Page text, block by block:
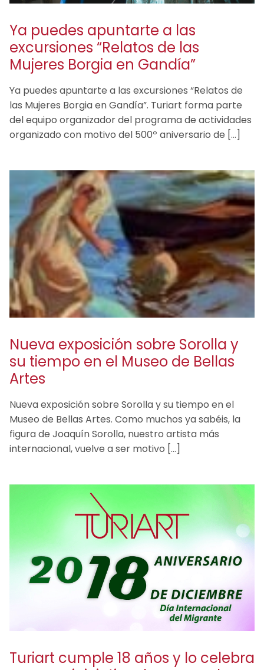
Ya puedes apuntarte a las
excursiones “Relatos de las
Mujeres Borgia en Gandía”
Ya puedes apuntarte a las excursiones “Relatos de
las Mujeres Borgia en Gandía”. Turiart forma parte
del equipo organizador del programa de actividades
organizado con motivo del 500º aniversario de […]
Nueva exposición sobre Sorolla y
su tiempo en el Museo de Bellas
Artes
Nueva exposición sobre Sorolla y su tiempo en el
Museo de Bellas Artes. Como muchos ya sabéis, la
figura de Joaquín Sorolla, nuestro artista más
internacional, vuelve a ser motivo […]
Turiart cumple 18 años y lo celebra